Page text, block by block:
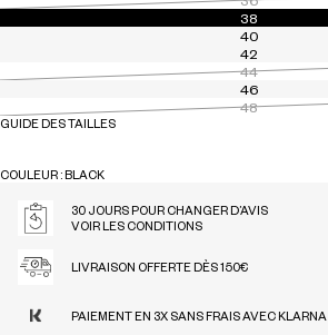
38
40
42
44
46
48
GUIDE DES TAILLES
COULEUR : BLACK
30 JOURS POUR CHANGER D’AVIS
VOIR LES CONDITIONS
LIVRAISON OFFERTE DÈS 150€
PAIEMENT EN 3X SANS FRAIS AVEC KLARNA